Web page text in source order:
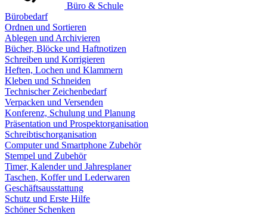
Büro & Schule
Bürobedarf
Ordnen und Sortieren
Ablegen und Archivieren
Bücher, Blöcke und Haftnotizen
Schreiben und Korrigieren
Heften, Lochen und Klammern
Kleben und Schneiden
Technischer Zeichenbedarf
Verpacken und Versenden
Konferenz, Schulung und Planung
Präsentation und Prospektorganisation
Schreibtischorganisation
Computer und Smartphone Zubehör
Stempel und Zubehör
Timer, Kalender und Jahresplaner
Taschen, Koffer und Lederwaren
Geschäftsausstattung
Schutz und Erste Hilfe
Schöner Schenken